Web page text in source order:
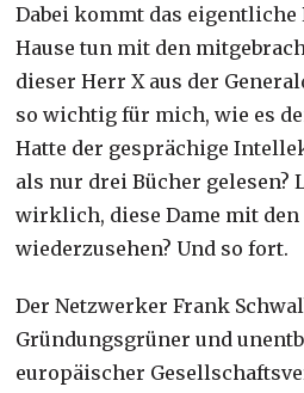
Dabei kommt das eigentliche
Hause tun mit den
dieser Herr X aus der
so wichtig für mich, wie es
Hatte der gesprächige
als nur drei Bücher gelesen?
wirklich, diese Dame mit
wiederzusehen? Und so fort.
Der Netzwerker Frank
Gründungsgrüner und
europäischer